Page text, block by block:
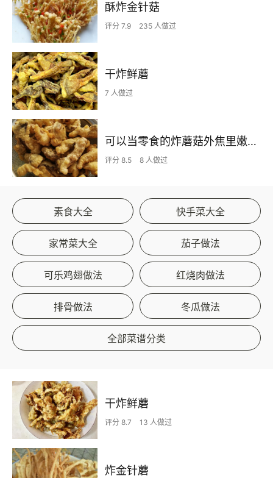
酥炸金针菇
评分 7.9 235 人做过
干炸鲜蘑
7 人做过
可以当零食的炸蘑菇外焦里嫩（家庭版）
评分 8.5 8 人做过
素食大全 快手菜大全
家常菜大全 茄子做法
可乐鸡翅做法 红烧肉做法
排骨做法 冬瓜做法
全部菜谱分类
干炸鲜蘑
评分 8.7 13 人做过
炸金针蘑